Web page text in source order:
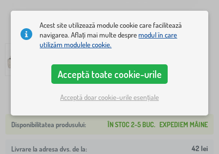
239 lei
ÎN STOC 2-5 BUC. EXPEDIEM MÂINE
Livrare la adresa dvs. de la: 42 lei
Acest site utilizează module cookie care facilitează
navigarea. Aflați mai multe despremodul în care
utilizăm modulele cookie.
Acceptă toate cookie-urile
Acceptă doar cookie-urile esențiale